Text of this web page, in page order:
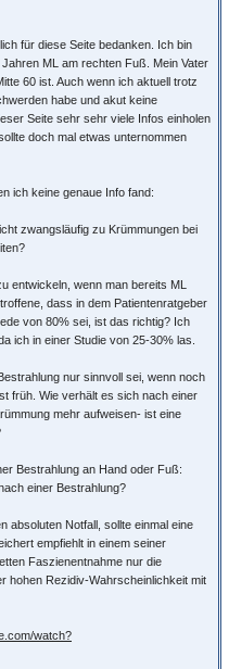
für diese Seite bedanken. Ich bin
ML am rechten Fuß. Mein Vater
60 ist. Auch wenn ich aktuell trotz
habe und akut keine
Seite sehr sehr viele Infos einholen
doch mal etwas unternommen
ich keine genaue Info fand:
zwangsläufig zu Krümmungen bei
entwickeln, wenn man bereits ML
dass in dem Patientenratgeber
von 80% sei, ist das richtig? Ich
ich in einer Studie von 25-30% las.
nur sinnvoll sei, wenn noch
früh. Wie verhält es sich nach einer
mehr aufweisen- ist eine
Bestrahlung an Hand oder Fuß:
einer Bestrahlung?
absoluten Notfall, sollte einmal eine
empfiehlt in einem seiner
Faszienentnahme nur die
hohen Rezidiv-Wahrscheinlichkeit mit
watch?